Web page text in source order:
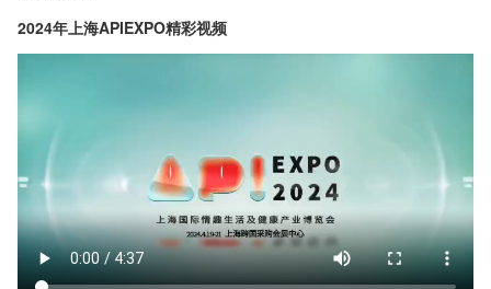
2024年上海APIEXPO精彩视频